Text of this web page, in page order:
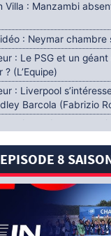
Villa : Manzambi
: Neymar chambre
: Le PSG et un
(L’Equipe)
: Liverpool
Barcola (Fabrizio
: Accord contractuel
: Le PSG aurait lancé
Mercato : Khalil Ayari
8